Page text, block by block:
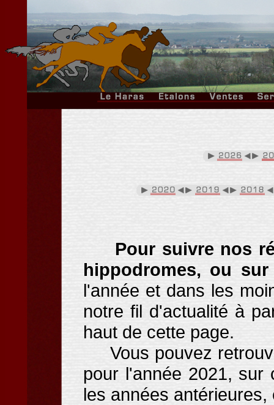
Pour suivre nos
hippodromes, ou
l'année et dans les
notre fil d'actualité à
haut de cette page.
Vous pouvez
pour l'année 2021, sur
les années